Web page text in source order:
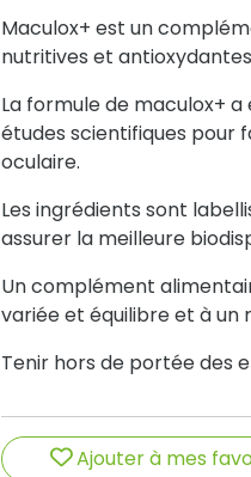
Maculox+ est un
nutritives et
La formule de maculox+
études scientifiques pour
oculaire.
Les ingrédients sont
assurer la meilleure
Un complément
variée et équilibre et à un
Tenir hors de portée des
Ajouter à mes